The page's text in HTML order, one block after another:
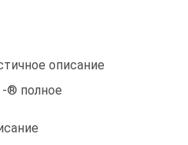
описание
-® полное